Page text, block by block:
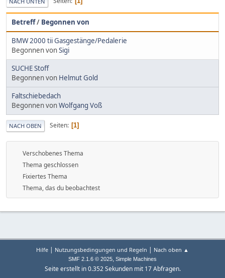
Betreff/ Begonnen von
BMW 2000 tii Gasgestänge/Pedalerie
Begonnen vonSigi
SUCHE Stoff
Begonnen von Helmut Gold
Faltschiebedach
Begonnen vonWolfgang Voß
NACH OBEN Seiten 1
Verschobenes Thema
Thema geschlossen
Fixiertes Thema
Thema, das du beobachtest
Hilfe | Nutzungsbedingungen und Regeln | Nach oben ▲
SMF 2.1.6 © 2025, Simple Machines
Seite erstellt in 0.352 Sekunden mit 17 Abfragen.